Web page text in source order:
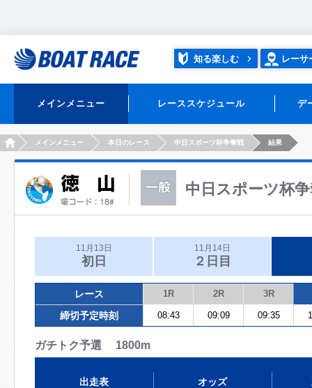
知る楽しむ レーサ
メインメニュー レーススケジュール デ
HOMEメインメニュー 本日のレース 中日スポーツ杯争奪戦 結果
中日スポーツ杯
11月13日
初日
11月14日
２日目
レース 1R 2R 3R
締切予定時刻 08:43 09:09 09:35
ガチトク予選 1800m
出走表 オッズ